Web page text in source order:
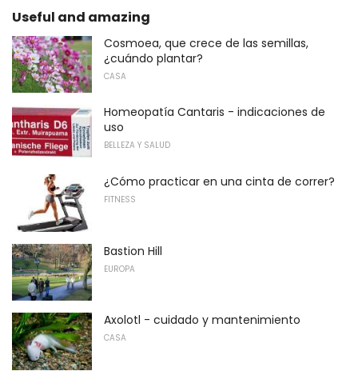
Useful and amazing
Cosmoea, que crece de las semillas,
¿cuándo plantar?
CASA
Homeopatía Cantaris - indicaciones de
uso
BELLEZA Y SALUD
¿Cómo practicar en una cinta de correr?
FITNESS
Bastion Hill
EUROPA
Axolotl - cuidado y mantenimiento
CASA